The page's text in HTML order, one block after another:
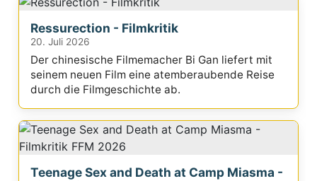
Ressurection - Filmkritik
20. Juli 2026
Der chinesische Filmemacher Bi Gan liefert mit
seinem neuen Film eine atemberaubende Reise
durch die Filmgeschichte ab.
Teenage Sex and Death at Camp Miasma -